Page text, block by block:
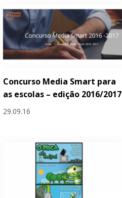
Concurso Media Smart para
as escolas – edição 2016/2017
29.09.16